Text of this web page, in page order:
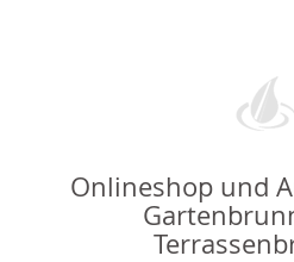
Onlineshop und